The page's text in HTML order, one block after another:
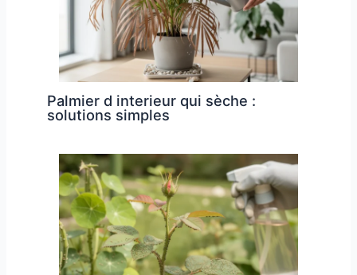
Palmier d interieur qui sèche :
solutions simples